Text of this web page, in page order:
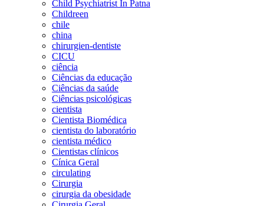
Child Psychiatrist In Patna
Childreen
chile
china
chirurgien-dentiste
CICU
ciência
Ciências da educação
Ciências da saúde
Ciências psicológicas
cientista
Cientista Biomédica
cientista do laboratório
cientista médico
Cientistas clínicos
Cínica Geral
circulating
Cirurgia
cirurgia da obesidade